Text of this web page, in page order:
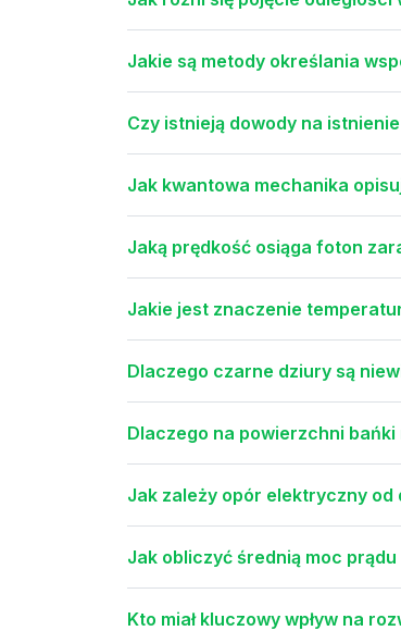
Jakie są metody określania
Czy istnieją dowody na
Jak kwantowa mechanika
Jaką prędkość osiąga foton
Jakie jest znaczenie
Dlaczego czarne dziury są
Dlaczego na powierzchni
Jak zależy opór elektryczny od
Jak obliczyć średnią moc
Kto miał kluczowy wpływ na